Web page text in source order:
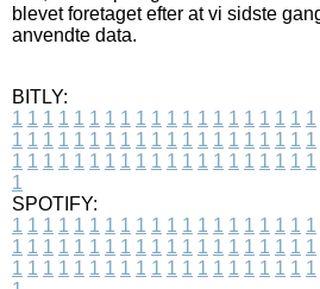
blevet foretaget efter at vi sidste
anvendte data.
BITLY:
1 1 1 1 1 1 1 1 1 1 1 1 1 1 1 1 1 1 1 1
1 1 1 1 1 1 1 1 1 1 1 1 1 1 1 1 1 1 1 1
1 1 1 1 1 1 1 1 1 1 1 1 1 1 1 1 1 1 1 1
1
SPOTIFY:
1 1 1 1 1 1 1 1 1 1 1 1 1 1 1 1 1 1 1 1
1 1 1 1 1 1 1 1 1 1 1 1 1 1 1 1 1 1 1 1
1 1 1 1 1 1 1 1 1 1 1 1 1 1 1 1 1 1 1 1